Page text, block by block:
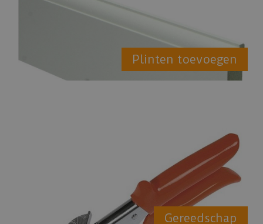
Plinten toevoegen
Gereedschap